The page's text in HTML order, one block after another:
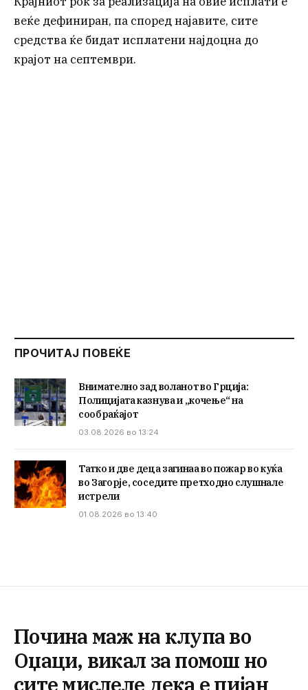
веќе дефиниран, па според најавите, сите
средства ќе бидат исплатени најдоцна до
крајот на септември.
ПРОЧИТАЈ ПОВЕЌЕ
Внимателно зад воланот во Грција:
Полицијата казнува и „кочење“ на
сообраќајот
03.08.2026 во 13:24
Татко и две деца загинаа во пожар во куќа
во Загорје, соседите претходно слушнале
истрели
01.08.2026 во 13:40
Почина маж на клупа во
Оџаци, викал за помош но